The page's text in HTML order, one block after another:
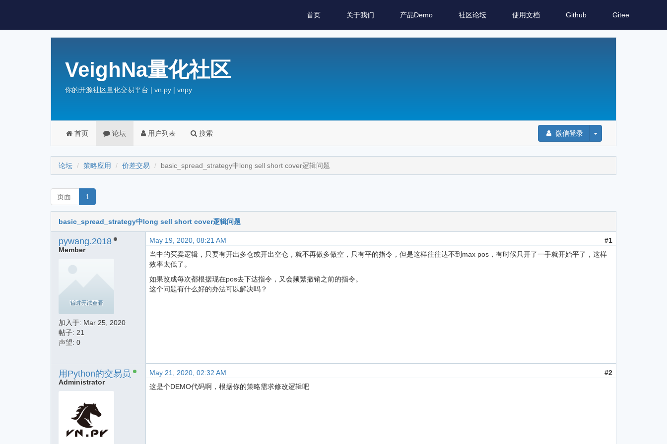
首页 关于我们 产品Demo 社区论坛 使用文档 Github Gitee
VeighNa量化社区
你的开源社区量化交易平台 | vn.py | vnpy
首页 论坛 用户列表 搜索 微信登录
论坛 策略应用 价差交易 basic_spread_strategy中long sell short cover逻辑问题
页面: 1
basic_spread_strategy中long sell short cover逻辑问题
pywang.2018
Member
加入于: Mar 25, 2020
帖子: 21
声望: 0
May 19, 2020, 08:21 AM
#1
当中的买卖逻辑，只要有开出多仓或开出空仓，就不再做多做空，只有平的指令，但是这样往往达不到max pos，有时候只开了一手就开始平了，这样
效率太低了。
如果改成每次都根据现在pos去下达指令，又会频繁撤销之前的指令。
这个问题有什么好的办法可以解决吗？
用Python的交易员
Administrator
May 21, 2020, 02:32 AM
#2
这是个DEMO代码啊，根据你的策略需求修改逻辑吧